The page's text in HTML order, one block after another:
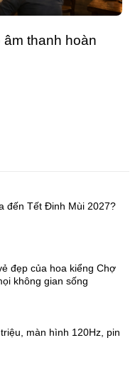
cho sinh viên học
đến Tết Đinh Mùi 2027?
đẹp của hoa kiểng Chợ
không gian sống
màn hình 120Hz, pin